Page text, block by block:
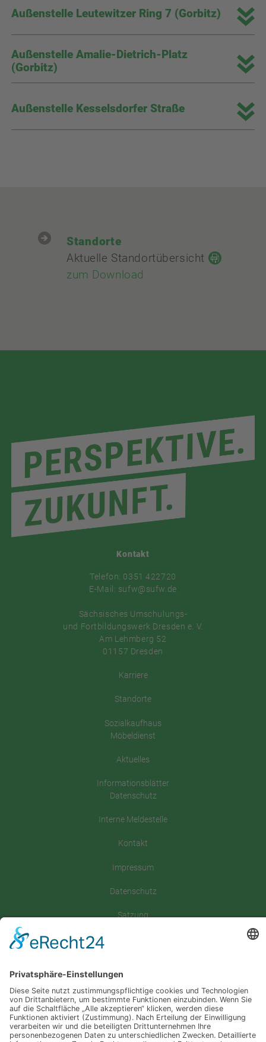
Außenstelle Leutewitzer Ring 7 (Gorbitz)
Außenstelle Amalie-Dietrich-Platz
(Gorbitz)
Außenstelle Kesselsdorfer Straße
Standorte
Aktuelle Standortübersicht
zum Download
Kontakt
Telefon: 0351 422720
E-Mail: sufw@sufw.de
Sächsisches Umschulungs-
und Fortbildungswerk Dresden e. V.
Am Lehmberg 52
01157 Dresden
Karriere
Standorte
Sozialkaufhaus
Möbeldienst
Aktuelles
Informationsblätter
Datenschutz
Interne Meldestelle
Kontakt
Impressum
Datenschutz
Satzung
Downloadbereich
Spenden